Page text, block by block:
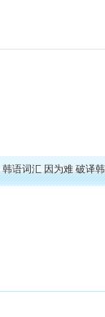
韩语词汇 因为难 破译